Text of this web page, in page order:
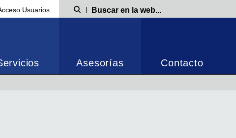
Usuarios Búsqueda
Asesorías Contacto